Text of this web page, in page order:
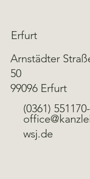
Erfurt
Arnstädter
50
99096 Erfurt
(0361)
wsj.de